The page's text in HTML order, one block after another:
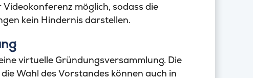
Videokonferenz möglich, sodass die
kein Hindernis darstellen.
virtuelle Gründungsversammlung. Die
Wahl des Vorstandes können auch in